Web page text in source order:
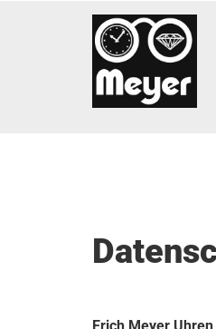
Zum Inhalt springen